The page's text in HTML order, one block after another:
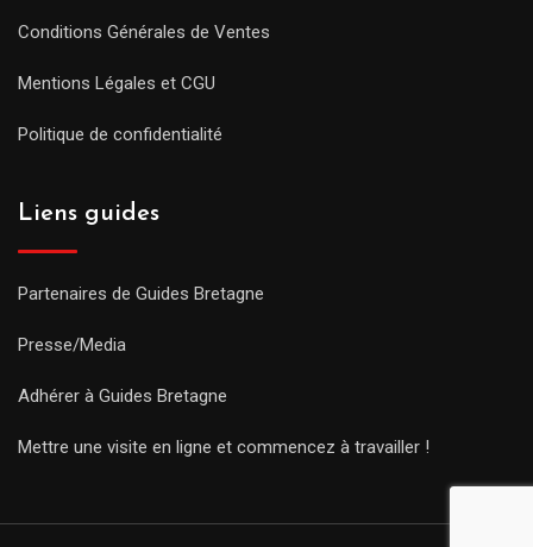
Conditions Générales de Ventes
Mentions Légales et CGU
Politique de confidentialité
Liens guides
Partenaires de Guides Bretagne
Presse/Media
Adhérer à Guides Bretagne
Mettre une visite en ligne et commencez à travailler !